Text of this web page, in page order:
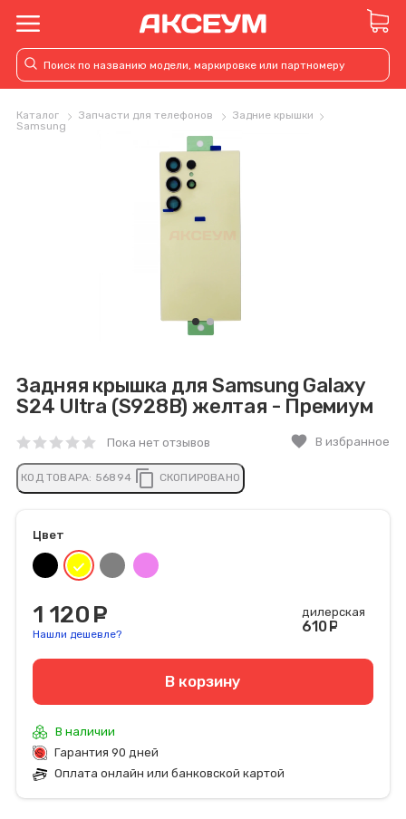
Каталог Запчасти для телефонов
Задние крышки
Samsung
Задняя крышка для Samsung Galaxy
S24 Ultra (S928B) желтая - Премиум
Пока нет отзывов favorite В избранное
КОД ТОВАРА: 56894 content_copy СКОПИРОВАНО
Цвет
1 120
Нашли дешевле?
дилерская
610
В корзину
В наличии
Гарантия 90 дней
Оплата онлайн или банковской картой